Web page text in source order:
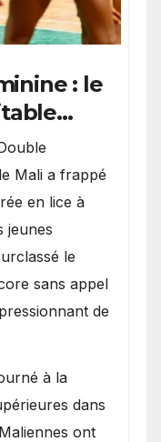
: le
au
Mali a frappé
en lice à
jeunes
le
sans appel
de
à la
dans
ont